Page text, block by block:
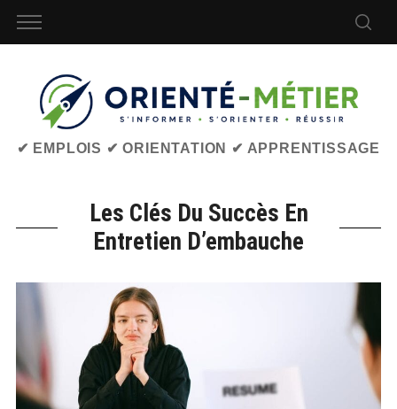
✔ EMPLOIS ✔ ORIENTATION ✔ APPRENTISSAGE
Les Clés Du Succès En
Entretien D’embauche